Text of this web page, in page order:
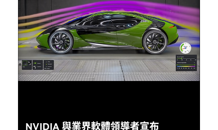
相較於執行 SLB 的 INTERSECT 高解析度油藏模擬
器，搭載NVIDIA A100 80GB Tensor 核心 GPU的
系統展現卓越的效能提升。
閱讀技術簡介